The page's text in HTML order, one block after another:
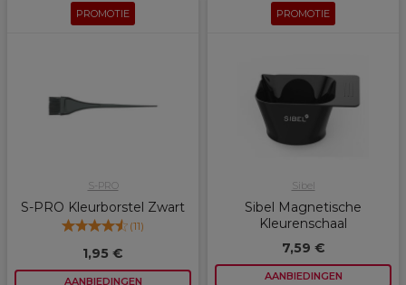
PROMOTIE
S-PRO
S-PRO Kleurborstel Zwart
(11)
1,95 €
AANBIEDINGEN
PROMOTIE
Sibel
Sibel Magnetische
Kleurenschaal
7,59 €
AANBIEDINGEN